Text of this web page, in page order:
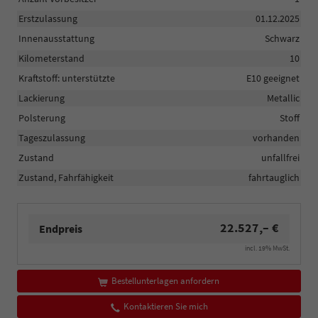
Erstzulassung
01.12.2025
Innenausstattung
Schwarz
Kilometerstand
10
Kraftstoff: unterstützte
E10 geeignet
Lackierung
Metallic
Polsterung
Stoff
Tageszulassung
vorhanden
Zustand
unfallfrei
Zustand, Fahrfähigkeit
fahrtauglich
Endpreis 22.527,– €
incl. 19% MwSt.
Bestellunterlagen anfordern
Kontaktieren Sie mich